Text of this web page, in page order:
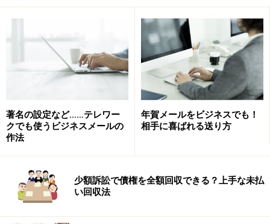
間といえば週に30時間、決して短い時間ではありませ
ん。また、1日の時間単位ではなく1週間の曜日で休みと
稼働日を区切り、仕事を受けることも可能でしょう。
ポイントは、自分が確実に働ける時間を確保することで
す。まだ仕事を受注していない時は、スキルアップの時
間にあてるのもよいでしょう。自分自身で仕事と家事、
育児をコントロールし、無理のないように進めてみまし
ょう。
以上、3つのポイントをあげましたが、これを確実に実
行してみてください。在宅ワーカーとしてデビューする
日がぐっと近くなりますよ。
著名の設定など……テレワー
クでも使うビジネスメールの
作法
年賀メールをビジネスでも！
相手に喜ばれる送り方
少額訴訟で債権を全額回収できる？上手な未払
い回収法